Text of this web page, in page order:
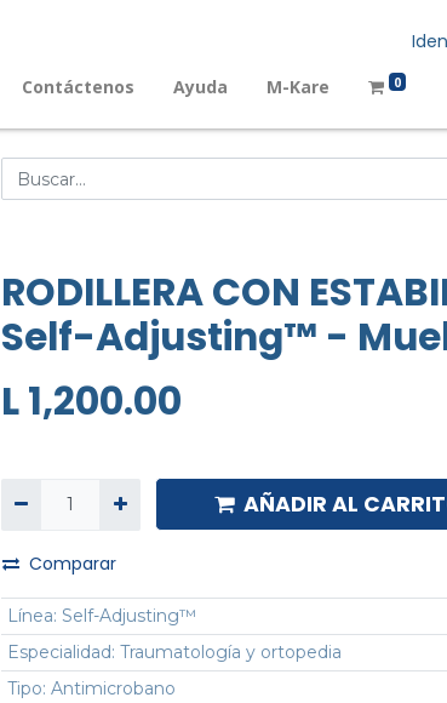
Contáctenos Ayuda M-Kare 0
RODILLERA CON
Self-Adjusting™ -
L1,200.00
AÑADIR AL
Comparar
Línea: Self-Adjusting™
Especialidad: Traumatología y ortopedia
Tipo: Antimicrobano